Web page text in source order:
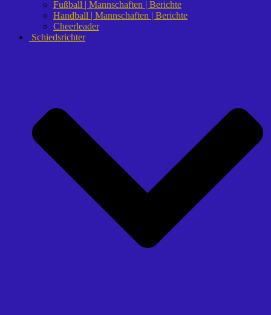
Fußball | Mannschaften | Berichte
Handball | Mannschaften | Berichte
Cheerleader
Schiedsrichter